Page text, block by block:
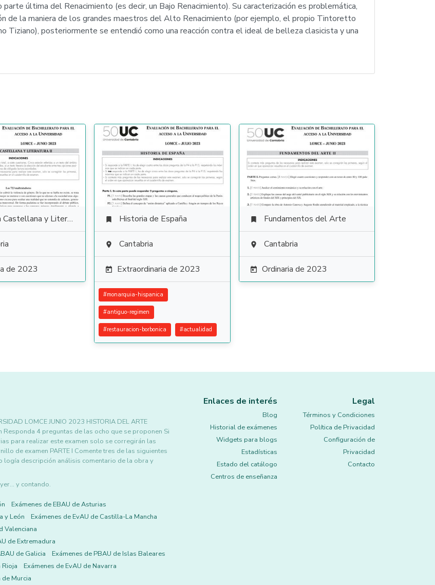
última del Renacimiento (es decir, un Bajo Renacimiento). Su caracterización es problemática,
de la maniera de los grandes maestros del Alto Renacimiento (por ejemplo, el propio Tintoretto
Tiziano), posteriormente se entendió como una reacción contra el ideal de belleza clasicista y una
y Literatura
de 2023
 Historia de España
 Cantabria
 Extraordinaria de 2023
#monarquia-hispanica
#antiguo-regimen
#restauracion-borbonica #actualidad
 Fundamentos del Arte
 Cantabria
 Ordinaria de 2023
LOMCE JUNIO 2023 HISTORIA DEL ARTE
Responda 4 preguntas de las ocho que se proponen Si
para realizar este examen solo se corregirán las
de examen PARTE I Comente tres de las siguientes
descripción análisis comentario de la obra y
y contando.
Exámenes de EBAU de Asturias
y León
Exámenes de EvAU de Castilla-La Mancha
Valenciana
de Extremadura
de Galicia
Exámenes de PBAU de Islas Baleares
Rioja
Exámenes de EvAU de Navarra
de Murcia
Enlaces de interés
Blog
Historial de exámenes
Widgets para blogs
Estadísticas
Estado del catálogo
Centros de enseñanza
Legal
Términos y Condiciones
Política de Privacidad
Configuración de
Privacidad
Contacto